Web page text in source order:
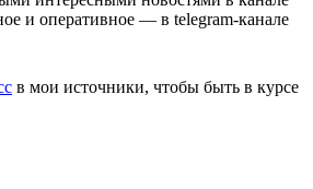
и оперативное — в telegram-канале
в мои источники, чтобы быть в курсе